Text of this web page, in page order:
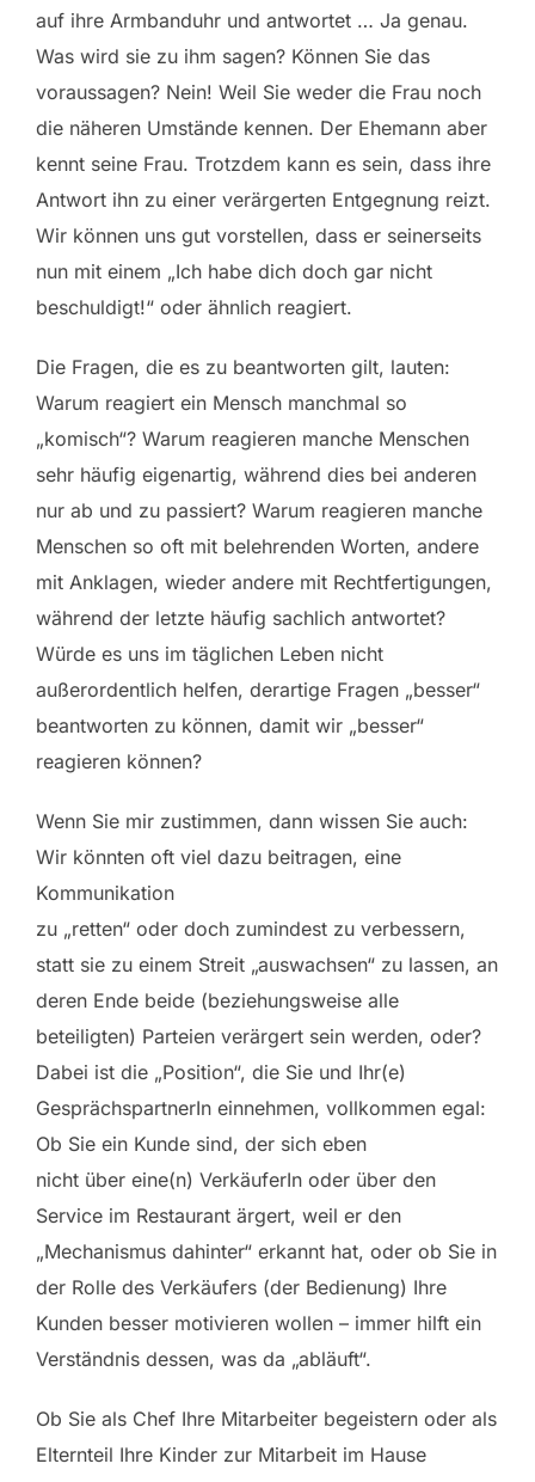
auf ihre Armbanduhr und antwortet … Ja genau.
Was wird sie zu ihm sagen? Können Sie das
voraussagen? Nein! Weil Sie weder die Frau noch
die näheren Umstände kennen. Der Ehemann aber
kennt seine Frau. Trotzdem kann es sein, dass ihre
Antwort ihn zu einer verärgerten Entgegnung reizt.
Wir können uns gut vorstellen, dass er seinerseits
nun mit einem „Ich habe dich doch gar nicht
beschuldigt!“ oder ähnlich reagiert.
Die Fragen, die es zu beantworten gilt, lauten:
Warum reagiert ein Mensch manchmal so
„komisch“? Warum reagieren manche Menschen
sehr häufig eigenartig, während dies bei anderen
nur ab und zu passiert? Warum reagieren manche
Menschen so oft mit belehrenden Worten, andere
mit Anklagen, wieder andere mit Rechtfertigungen,
während der letzte häufig sachlich antwortet?
Würde es uns im täglichen Leben nicht
außerordentlich helfen, derartige Fragen „besser“
beantworten zu können, damit wir „besser“
reagieren können?
Wenn Sie mir zustimmen, dann wissen Sie auch:
Wir könnten oft viel dazu beitragen, eine
Kommunikation
zu „retten“ oder doch zumindest zu verbessern,
statt sie zu einem Streit „auswachsen“ zu lassen, an
deren Ende beide (beziehungsweise alle
beteiligten) Parteien verärgert sein werden, oder?
Dabei ist die „Position“, die Sie und Ihr(e)
GesprächspartnerIn einnehmen, vollkommen egal:
Ob Sie ein Kunde sind, der sich eben
nicht über eine(n) VerkäuferIn oder über den
Service im Restaurant ärgert, weil er den
„Mechanismus dahinter“ erkannt hat, oder ob Sie in
der Rolle des Verkäufers (der Bedienung) Ihre
Kunden besser motivieren wollen – immer hilft ein
Verständnis dessen, was da „abläuft“.
Ob Sie als Chef Ihre Mitarbeiter begeistern oder als
Elternteil Ihre Kinder zur Mitarbeit im Hause